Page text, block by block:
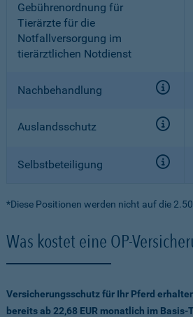
Gebührenordnung für
Tierärzte für die
Notfallversorgung im
tierärztlichen Notdienst
Nachbehandlung
Auslandsschutz
Selbstbeteiligung
*Diese Positionen werden nicht auf die
Was kostet eine OP-
Versicherungsschutz für Ihr Pferd
bereits ab 22,68 EUR monatlich im Basis-